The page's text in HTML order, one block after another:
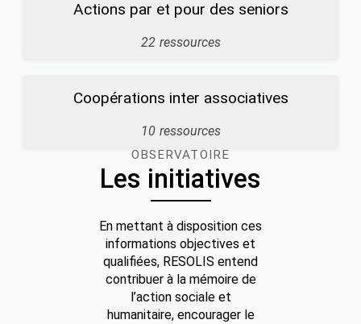
Actions par et pour des seniors
22 ressources
Coopérations inter associatives
10 ressources
OBSERVATOIRE
Les initiatives
En mettant à disposition ces
informations objectives et
qualifiées, RESOLIS entend
contribuer à la mémoire de
l’action sociale et
humanitaire, encourager le